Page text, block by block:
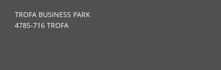
TROFA BUSINESS PARK
4785-716 TROFA